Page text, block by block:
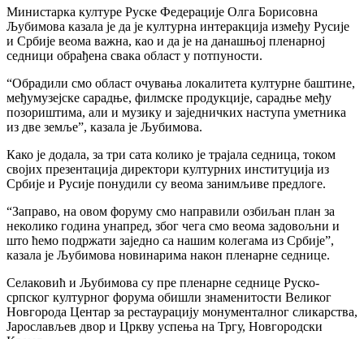
Министарка културе Руске Федерације Олга Борисовна
Љубимова казала је да је културна интеракција између Русије
и Србије веома важна, као и да је на данашњој пленарној
седници обрађена свака област у потпуности.
“Обрадили смо област очувања локалитета културне баштине,
међумузејске сарадње, филмске продукције, сарадње међу
позориштима, али и музику и заједничких наступа уметника
из две земље”, казала је Љубимова.
Како је додала, за три сата колико је трајала седница, током
својих презентација директори културних институција из
Србије и Русије понудили су веома занимљиве предлоге.
“Заправо, на овом форуму смо направили озбиљан план за
неколико година унапред, због чега смо веома задовољни и
што ћемо подржати заједно са нашим колегама из Србије”,
казала је Љубимова новинарима након пленарне седнице.
Селаковић и Љубимова су пре пленарне седнице Руско-
српског културног форума обишли знаменитости Великог
Новгорода Центар за рестаурацију монументалног сликарства,
Јарослављев двор и Цркву успења на Тргу, Новгородски